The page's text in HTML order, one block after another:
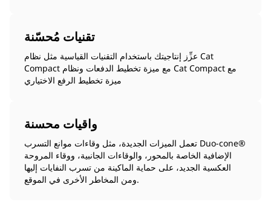
تقنيات مُحسّنة
عزِّز إنتاجيتك باستخدام التقنيات القياسية مثل نظام Cat
Compact مع ميزة تخطيط الدفعات ونظام Cat Compact مع
ميزة تخطيط الرفع الاختياري
واقيات محسنة
تعمل الميزات الجديدة، مثل وقاءات موانع التسرب Duo-cone®‎
الإضافية الخاصة بالمحور، والوقاءات الجانبية، ووقاء المروحة
العكسية الجديد، على حماية الماكينة من تسرب النفايات إليها
ومن المخاطر الأخرى في الموقع.